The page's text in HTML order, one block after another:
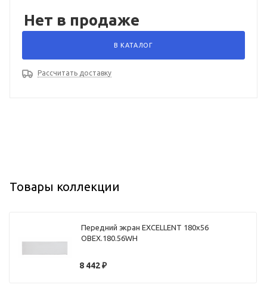
Нет в продаже
В КАТАЛОГ
Рассчитать доставку
Товары коллекции
Передний экран EXCELLENT 180х56
OBEX.180.56WH
8 442₽